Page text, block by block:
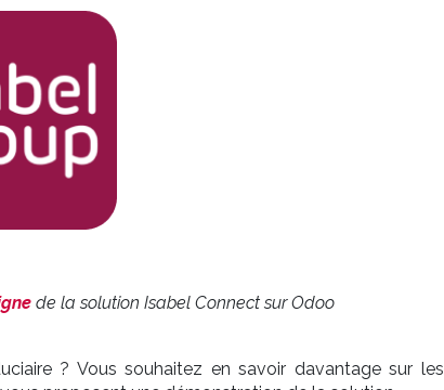
de la solution Isabel Connect sur Odoo
? Vous souhaitez en savoir davantage sur les